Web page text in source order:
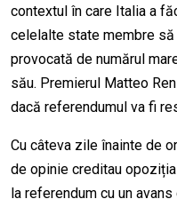
contextul în care Italia a
celelalte state membre să
provocată de numărul
său. Premierul Matteo
dacă referendumul va fi
Cu câteva zile înainte de
de opinie creditau
la referendum cu un